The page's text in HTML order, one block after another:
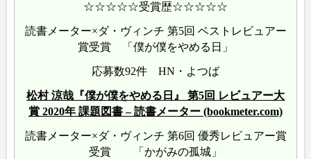
☆☆☆☆☆受賞歴☆☆☆☆☆
読書メーター×ダ・ヴィンチ 第5回 ベストレビュアー
賞受賞 「僕が僕をやめる日」
応募数92件 HN・よつば
松村 涼哉『僕が僕をやめる日』 第5回 レビュアー大
賞 2020年 課題図書 – 読書メーター (bookmeter.com)
読書メーター×ダ・ヴィンチ 第6回 優秀レビュアー賞
受賞 「かがみの孤城」